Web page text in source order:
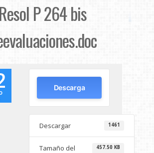
Resol P 264 bis
Descarga
Descargar 1461
Tamaño del
457.50 KB